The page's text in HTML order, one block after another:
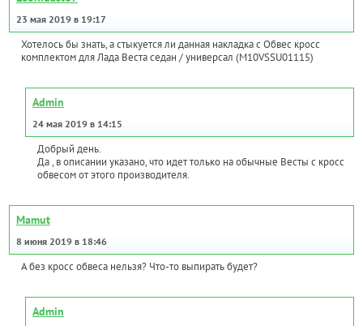
23 мая 2019 в 19:17
Хотелось бы знать, а стыкуется ли данная накладка с Обвес кросс
комплектом для Лада Веста седан / универсал (M10VSSU01115)
Admin
24 мая 2019 в 14:15
Добрый день.
Да , в описании указано, что идет только на обычные Весты с кросс
обвесом от этого производителя.
Mamut
8 июня 2019 в 18:46
А без кросс обвеса нельзя? Что-то выпирать будет?
Admin